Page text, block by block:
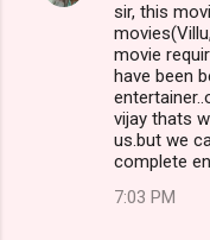
sir, this
movie
have been
vijay thats
us.but we
complete
7:03 PM